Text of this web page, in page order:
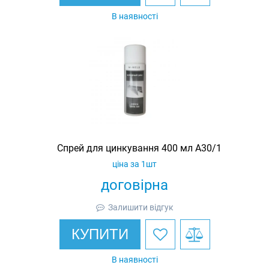
В наявності
Спрей для цинкування 400 мл A30/1
договірна
ціна за 1шт
Залишити відгук
КУПИТИ
В наявності